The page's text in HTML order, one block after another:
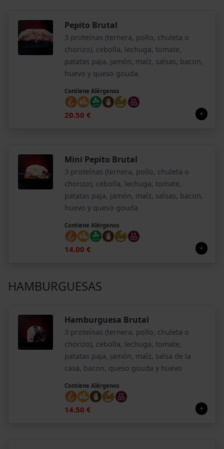
Pepito Brutal
3 proteínas (ternera, pollo, chuleta o
chorizo), cebolla, lechuga, tomate,
patatas paja, jamón, maíz, salsas, bacon,
huevo y queso gouda
Contiene Alérgenos
20.50 €
Mini Pepito Brutal
3 proteínas (ternera, pollo, chuleta o
chorizo), cebolla, lechuga, tomate,
patatas paja, jamón, maíz, salsas, bacon,
huevo y queso gouda
Contiene Alérgenos
14.00 €
HAMBURGUESAS
Hamburguesa Brutal
3 proteínas (ternera, pollo, chuleta o
chorizo), cebolla, lechuga, tomate,
patatas paja, jamón, maíz, salsa de la
casa, bacon, queso gouda y huevo
Contiene Alérgenos
14.50 €